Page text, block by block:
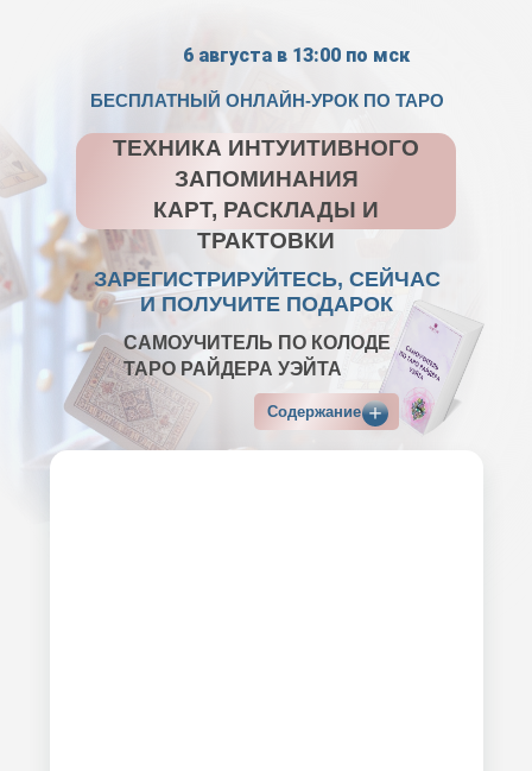
БЕСПЛАТНЫЙ ОНЛАЙН-УРОК ПО ТАРО
ТЕХНИКА ИНТУИТИВНОГО
ЗАПОМИНАНИЯ
КАРТ, РАСКЛАДЫ И
ТРАКТОВКИ
6 августа в 13:00 по мск
ЗАРЕГИСТРИРУЙТЕСЬ, СЕЙЧАС
И ПОЛУЧИТЕ ПОДАРОК
САМОУЧИТЕЛЬ ПО КОЛОДЕ
ТАРО РАЙДЕРА УЭЙТА
Содержание